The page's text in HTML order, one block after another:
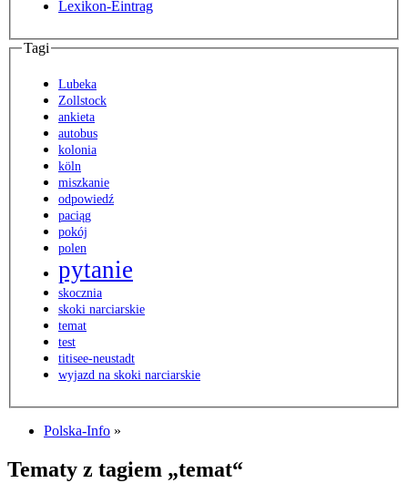
Lexikon-Eintrag
Tagi
Lubeka
Zollstock
ankieta
autobus
kolonia
köln
miszkanie
odpowiedź
paciąg
pokój
polen
pytanie
skocznia
skoki narciarskie
temat
test
titisee-neustadt
wyjazd na skoki narciarskie
Polska-Info »
Tematy z tagiem „temat“